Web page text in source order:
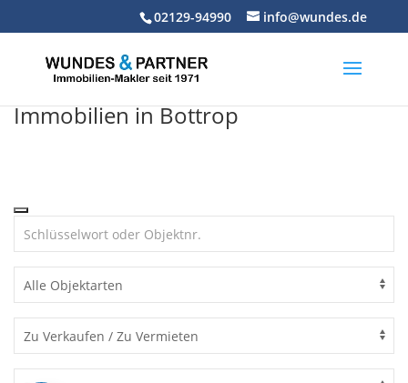
02129-94990 info@wundes.de
Immobilien in Bottrop